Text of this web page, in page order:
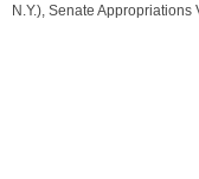
N.Y.), Senate Appropriations